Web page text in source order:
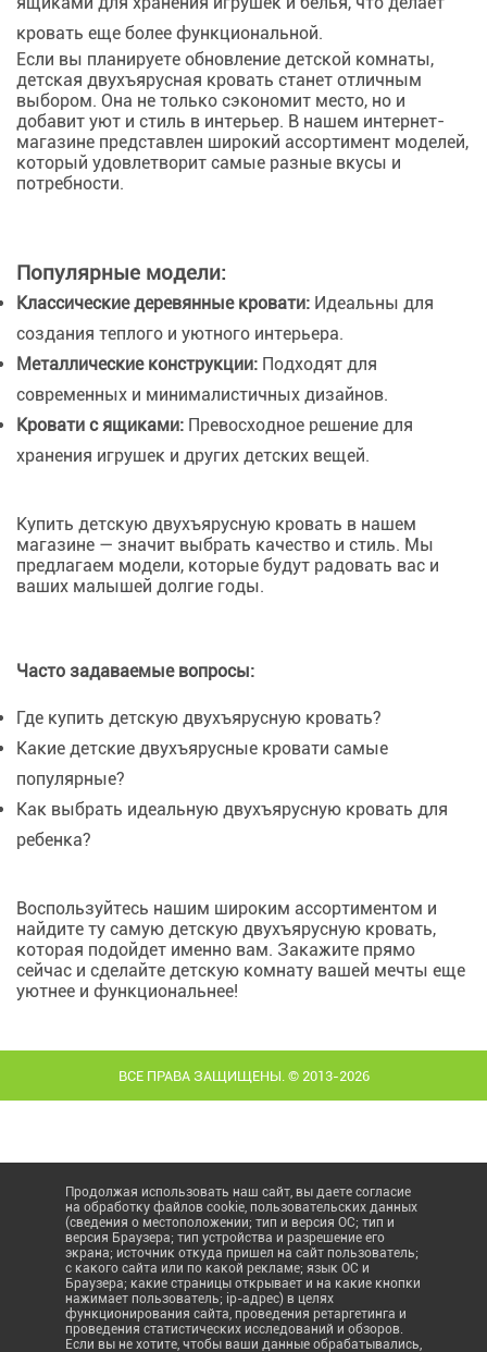
кровать еще более функциональной.
Если вы планируете обновление детской комнаты,
детская двухъярусная кровать станет отличным
выбором. Она не только сэкономит место, но и
добавит уют и стиль в интерьер. В нашем интернет-
магазине представлен широкий ассортимент моделей,
который удовлетворит самые разные вкусы и
потребности.
Популярные модели:
Классические деревянные кровати: Идеальны для
создания теплого и уютного интерьера.
Металлические конструкции: Подходят для
современных и минималистичных дизайнов.
Кровати с ящиками: Превосходное решение для
хранения игрушек и других детских вещей.
Купить детскую двухъярусную кровать в нашем
магазине — значит выбрать качество и стиль. Мы
предлагаем модели, которые будут радовать вас и
ваших малышей долгие годы.
Часто задаваемые вопросы:
Где купить детскую двухъярусную кровать?
Какие детские двухъярусные кровати самые
популярные?
Как выбрать идеальную двухъярусную кровать для
ребенка?
Воспользуйтесь нашим широким ассортиментом и
найдите ту самую детскую двухъярусную кровать,
которая подойдет именно вам. Закажите прямо
сейчас и сделайте детскую комнату вашей мечты еще
уютнее и функциональнее!
ВСЕ ПРАВА ЗАЩИЩЕНЫ. © 2013-2026
Продолжая использовать наш сайт, вы даете согласие
на обработку файлов cookie, пользовательских данных
(сведения о местоположении; тип и версия ОС; тип и
версия Браузера; тип устройства и разрешение его
экрана; источник откуда пришел на сайт пользователь;
с какого сайта или по какой рекламе; язык ОС и
Браузера; какие страницы открывает и на какие кнопки
нажимает пользователь; ip-адрес) в целях
функционирования сайта, проведения ретаргетинга и
проведения статистических исследований и обзоров.
Если вы не хотите, чтобы ваши данные обрабатывались,